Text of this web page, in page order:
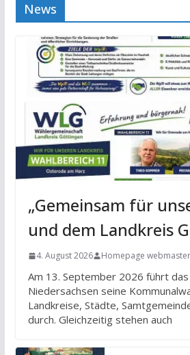
News
„Gemeinsam für
und dem Landkreis
4. August 2026 Homepage webmaster
Am 13. September 2026 führt das
Niedersachsen seine
Landkreise, Städte,
durch. Gleichzeitig stehen auch